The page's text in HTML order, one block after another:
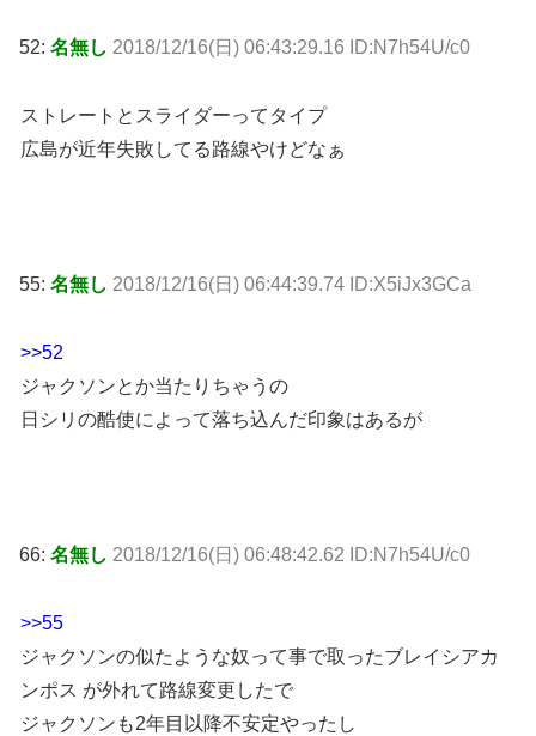
52: 名無し 2018/12/16(日) 06:43:29.16 ID:N7h54U/c0
ストレートとスライダーってタイプ
広島が近年失敗してる路線やけどなぁ
55: 名無し 2018/12/16(日) 06:44:39.74 ID:X5iJx3GCa
>>52
ジャクソンとか当たりちゃうの
日シリの酷使によって落ち込んだ印象はあるが
66: 名無し 2018/12/16(日) 06:48:42.62 ID:N7h54U/c0
>>55
ジャクソンの似たような奴って事で取ったブレイシアカ
ンポス が外れて路線変更したで
ジャクソンも2年目以降不安定やったし